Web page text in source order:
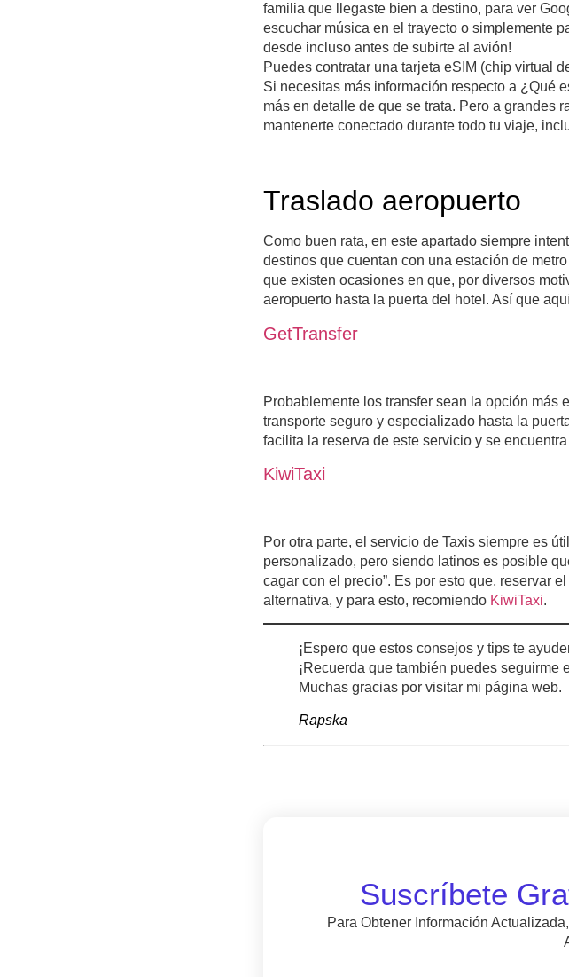
familia que llegaste bien a destino, para ver
escuchar música en el trayecto o simplemente
desde incluso antes de subirte al avión!
Puedes contratar una tarjeta eSIM (chip virtual
Si necesitas más información respecto a ¿Qué
más en detalle de que se trata. Pero a grandes
mantenerte conectado durante todo tu viaje,
Traslado aeropuerto
Como buen rata, en este apartado siempre
destinos que cuentan con una estación de
que existen ocasiones en que, por diversos
aeropuerto hasta la puerta del hotel. Así que
GetTransfer
Probablemente los transfer sean la opción más
transporte seguro y especializado hasta la
facilita la reserva de este servicio y se
KiwiTaxi
Por otra parte, el servicio de Taxis siempre es
personalizado, pero siendo latinos es posible
cagar con el precio”. Es por esto que, reservar
alternativa, y para esto, recomiendo KiwiTaxi.
¡Espero que estos consejos y tips te
¡Recuerda que también puedes seguirme
Muchas gracias por visitar mi página web.
Rapska
Suscríbete
Para Obtener Información